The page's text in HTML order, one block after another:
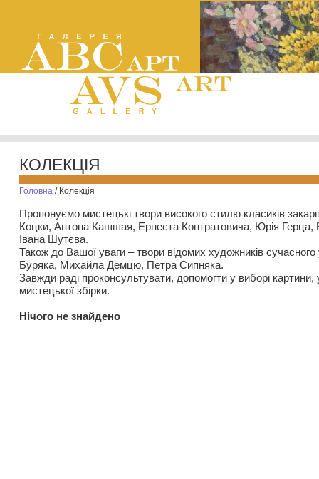
КОЛЕКЦІЯ
Головна / Колекція
Пропонуємо мистецькі твори високого стилю класиків
Коцки, Антона Кашшая, Ернеста Контратовича, Юрія
Івана Шутєва.
Також до Вашої уваги – твори відомих художників
Буряка, Михайла Демцю, Петра Сипняка.
Завжди раді проконсультувати, допомогти у виборі картини,
мистецької збірки.
Нiчого не знайдено